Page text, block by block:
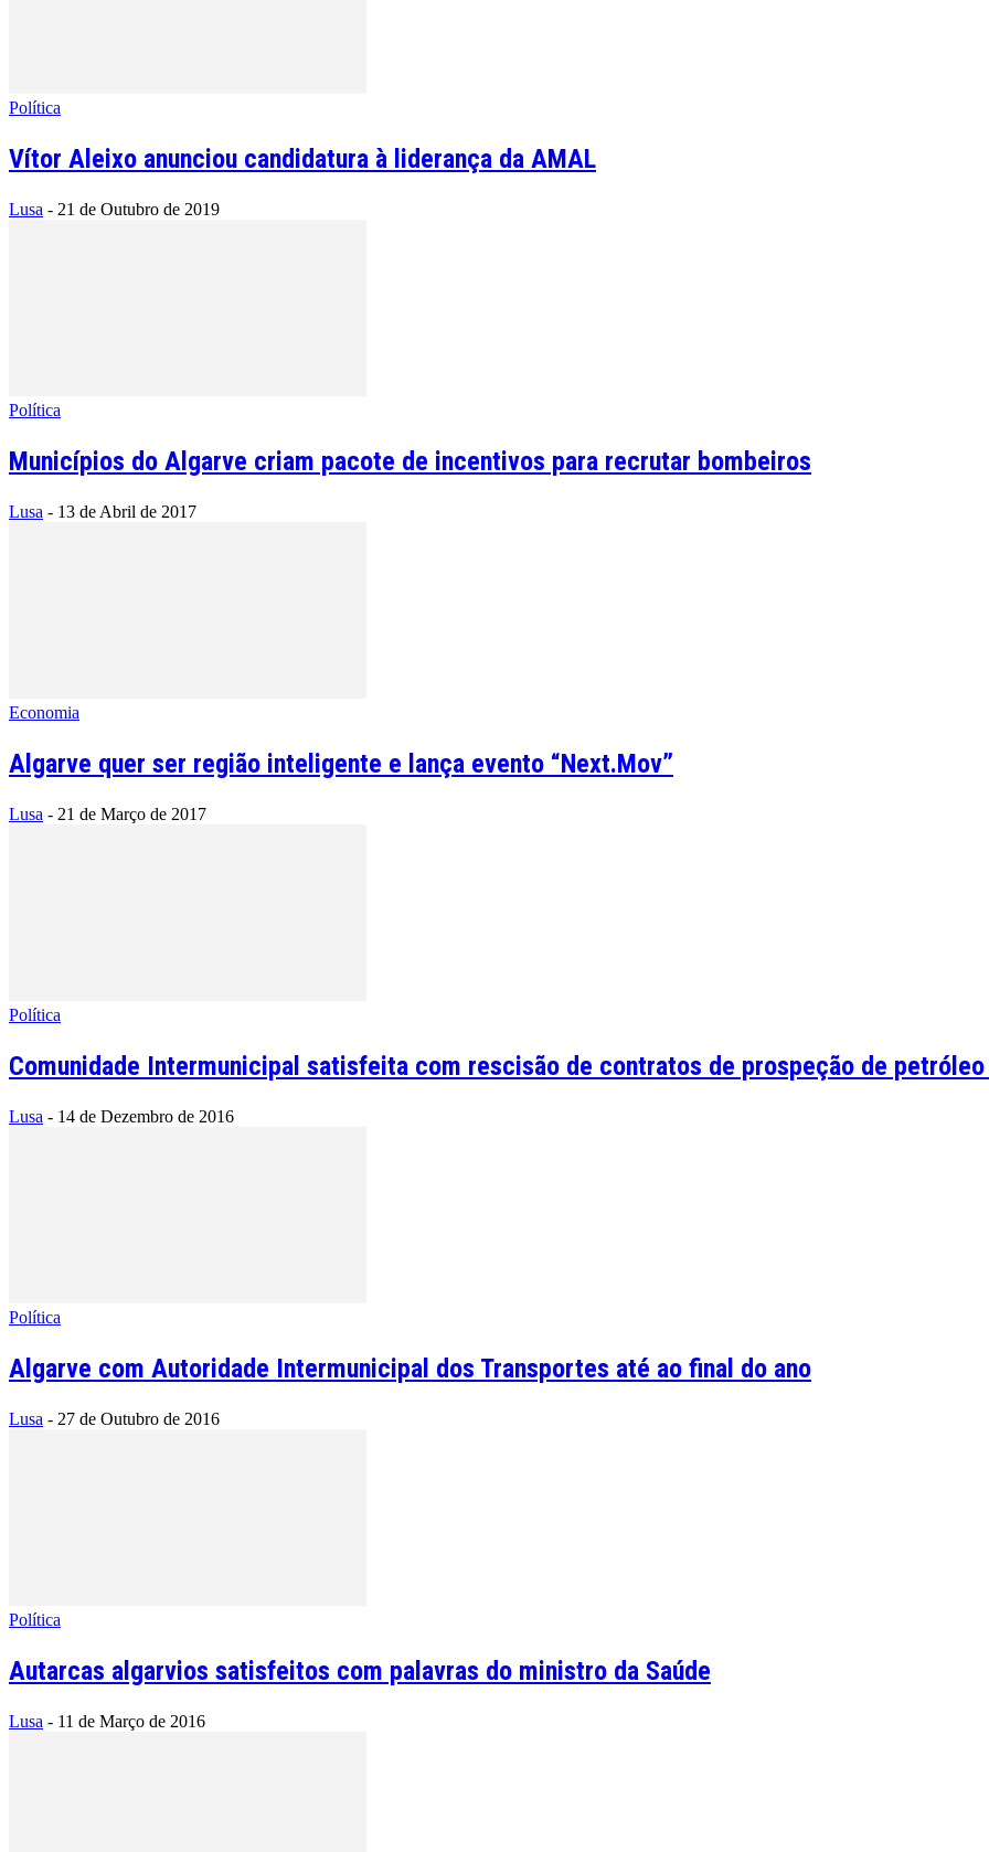
Política
Vítor Aleixo anunciou candidatura à liderança da AMAL
Lusa - 21 de Outubro de 2019
Política
Municípios do Algarve criam pacote de incentivos para recrutar bombeiros
Lusa - 13 de Abril de 2017
Economia
Algarve quer ser região inteligente e lança evento “Next.Mov”
Lusa - 21 de Março de 2017
Política
Comunidade Intermunicipal satisfeita com rescisão de contratos de prospeção de
Lusa - 14 de Dezembro de 2016
Política
Algarve com Autoridade Intermunicipal dos Transportes até ao final do ano
Lusa - 27 de Outubro de 2016
Política
Autarcas algarvios satisfeitos com palavras do ministro da Saúde
Lusa - 11 de Março de 2016